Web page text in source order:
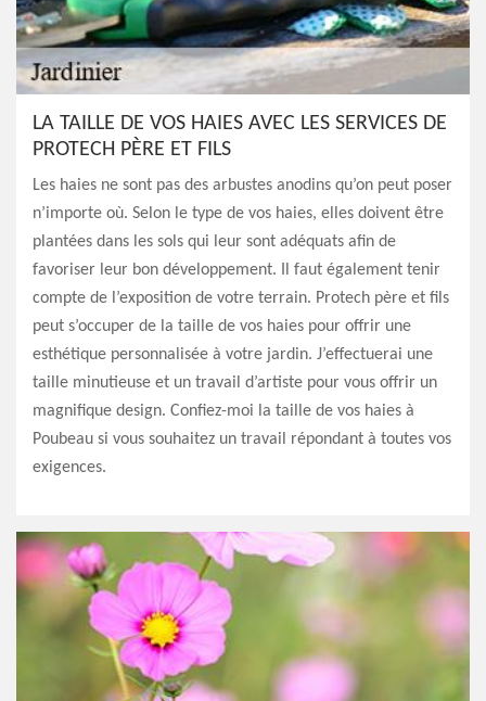
LA TAILLE DE VOS HAIES AVEC LES SERVICES DE
PROTECH PÈRE ET FILS
Les haies ne sont pas des arbustes anodins qu’on peut poser
n’importe où. Selon le type de vos haies, elles doivent être
plantées dans les sols qui leur sont adéquats afin de
favoriser leur bon développement. Il faut également tenir
compte de l’exposition de votre terrain. Protech père et fils
peut s’occuper de la taille de vos haies pour offrir une
esthétique personnalisée à votre jardin. J’effectuerai une
taille minutieuse et un travail d’artiste pour vous offrir un
magnifique design. Confiez-moi la taille de vos haies à
Poubeau si vous souhaitez un travail répondant à toutes vos
exigences.